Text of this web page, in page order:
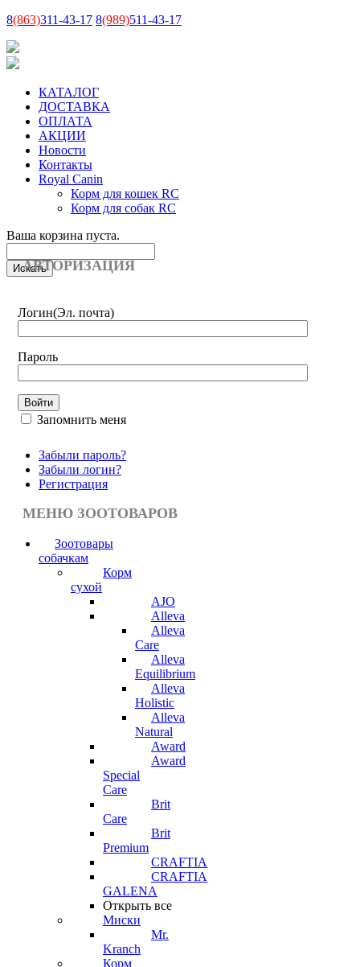
8(863)311-43-17 8(989)511-43-17
КАТАЛОГ
ДОСТАВКА
ОПЛАТА
АКЦИИ
Новости
Контакты
Royal Canin
Корм для кошек RC
Корм для собак RC
Ваша корзина пуста.
АВТОРИЗАЦИЯ
Логин(Эл. почта)
Пароль
Запомнить меня
Забыли пароль?
Забыли логин?
Регистрация
МЕНЮ ЗООТОВАРОВ
Зоотовары
собачкам
Корм
сухой
AJO
Alleva
Alleva
Care
Alleva
Equilibrium
Alleva
Holistic
Alleva
Natural
Award
Award
Special
Care
Brit
Care
Brit
Premium
CRAFTIA
CRAFTIA
GALENA
Открыть все
Миски
Mr.
Kranch
Корм